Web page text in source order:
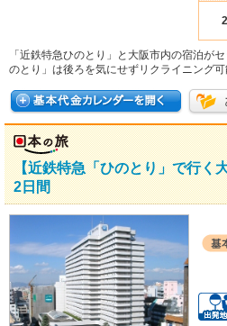
「近鉄特急ひのとり」と大阪市内の宿泊が
のとり」は後ろを気にせずリクライニング
【近鉄特急「ひのとり」で行
2日間